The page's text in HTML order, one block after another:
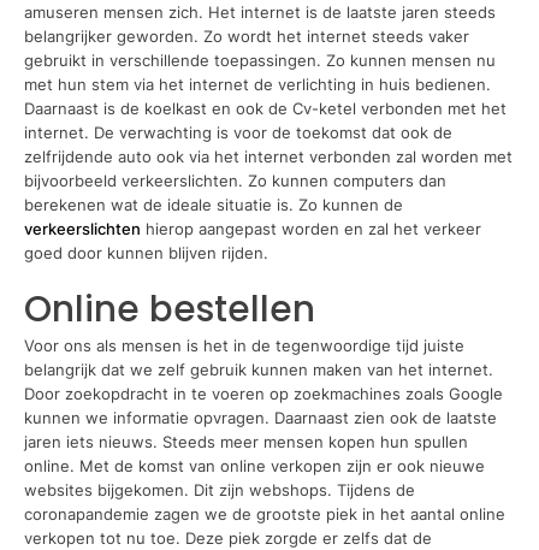
amuseren mensen zich. Het internet is de laatste jaren steeds
belangrijker geworden. Zo wordt het internet steeds vaker
gebruikt in verschillende toepassingen. Zo kunnen mensen nu
met hun stem via het internet de verlichting in huis bedienen.
Daarnaast is de koelkast en ook de Cv-ketel verbonden met het
internet. De verwachting is voor de toekomst dat ook de
zelfrijdende auto ook via het internet verbonden zal worden met
bijvoorbeeld verkeerslichten. Zo kunnen computers dan
berekenen wat de ideale situatie is. Zo kunnen de
verkeerslichten hierop aangepast worden en zal het verkeer
goed door kunnen blijven rijden.
Online bestellen
Voor ons als mensen is het in de tegenwoordige tijd juiste
belangrijk dat we zelf gebruik kunnen maken van het internet.
Door zoekopdracht in te voeren op zoekmachines zoals Google
kunnen we informatie opvragen. Daarnaast zien ook de laatste
jaren iets nieuws. Steeds meer mensen kopen hun spullen
online. Met de komst van online verkopen zijn er ook nieuwe
websites bijgekomen. Dit zijn webshops. Tijdens de
coronapandemie zagen we de grootste piek in het aantal online
verkopen tot nu toe. Deze piek zorgde er zelfs dat de